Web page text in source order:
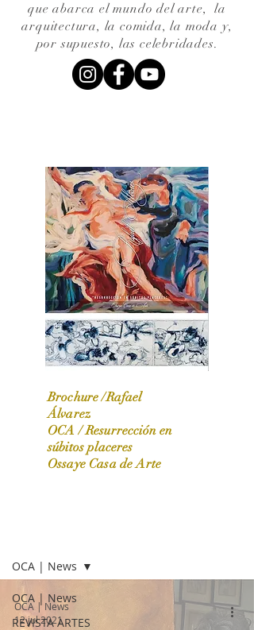
que abarca el mundo del arte,la
arquitectura, la comida, la moda y,
por supuesto, las celebridades.
OCA|News 31 / Marzo-Abril / 2024
Brochure /Rafael
Álvarez
OCA /Resurrección en
súbitos placeres
Ossaye Casa de Arte
OCA | News
REVISTA ARTES
OCA | News
OCA | News
12 jul 2021